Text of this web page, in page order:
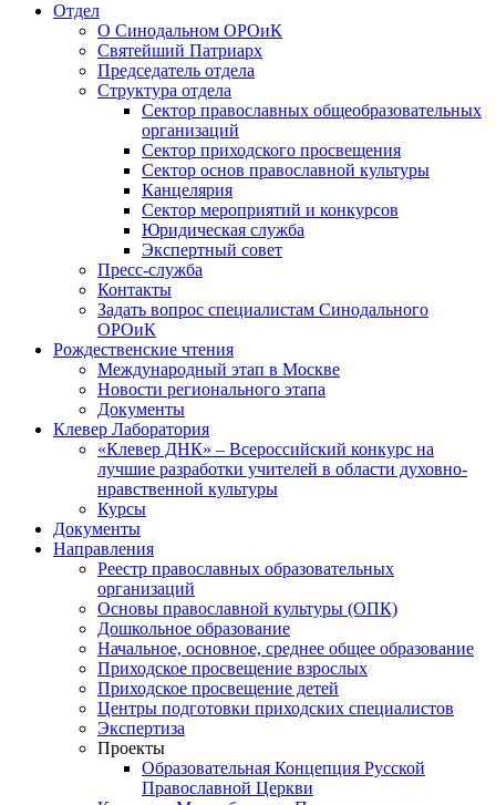
Отдел
О Синодальном ОРОиК
Святейший Патриарх
Председатель отдела
Структура отдела
Сектор православных общеобразовательных
организаций
Сектор приходского просвещения
Сектор основ православной культуры
Канцелярия
Сектор мероприятий и конкурсов
Юридическая служба
Экспертный совет
Пресс-служба
Контакты
Задать вопрос специалистам Синодального
ОРОиК
Рождественские чтения
Международный этап в Москве
Новости регионального этапа
Документы
Клевер Лаборатория
«Клевер ДНК» – Всероссийский конкурс на
лучшие разработки учителей в области духовно-
нравственной культуры
Курсы
Документы
Направления
Реестр православных образовательных
организаций
Основы православной культуры (ОПК)
Дошкольное образование
Начальное, основное, среднее общее образование
Приходское просвещение взрослых
Приходское просвещение детей
Центры подготовки приходских специалистов
Экспертиза
Проекты
Образовательная Концепция Русской
Православной Церкви